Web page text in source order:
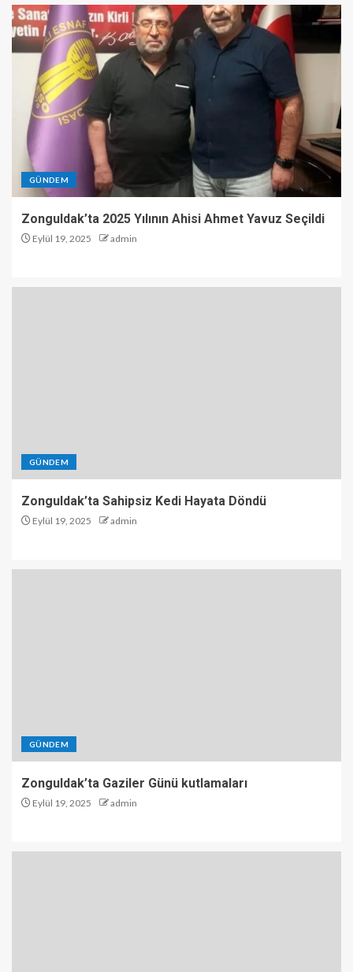
GÜNDEM
Zonguldak’ta 2025 Yılının Ahisi Ahmet Yavuz Seçildi
Eylül 19, 2025 admin
GÜNDEM
Zonguldak’ta Sahipsiz Kedi Hayata Döndü
Eylül 19, 2025 admin
GÜNDEM
Zonguldak’ta Gaziler Günü kutlamaları
Eylül 19, 2025 admin